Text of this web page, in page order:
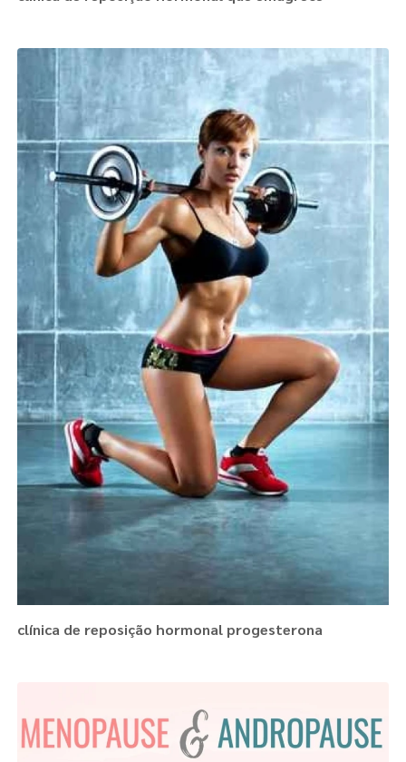
clínica de reposição hormonal progesterona